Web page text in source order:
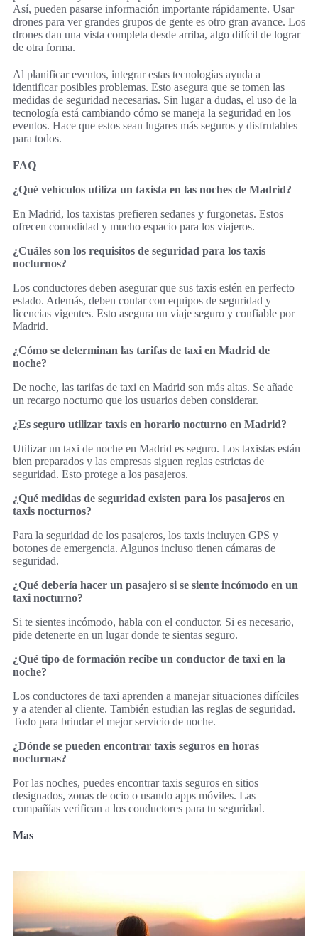
Así, pueden pasarse información importante rápidamente. Usar
drones para ver grandes grupos de gente es otro gran avance. Los
drones dan una vista completa desde arriba, algo difícil de lograr
de otra forma.
Al planificar eventos, integrar estas tecnologías ayuda a
identificar posibles problemas. Esto asegura que se tomen las
medidas de seguridad necesarias. Sin lugar a dudas, el uso de la
tecnología está cambiando cómo se maneja la seguridad en los
eventos. Hace que estos sean lugares más seguros y disfrutables
para todos.
FAQ
¿Qué vehículos utiliza un taxista en las noches de Madrid?
En Madrid, los taxistas prefieren sedanes y furgonetas. Estos
ofrecen comodidad y mucho espacio para los viajeros.
¿Cuáles son los requisitos de seguridad para los taxis
nocturnos?
Los conductores deben asegurar que sus taxis estén en perfecto
estado. Además, deben contar con equipos de seguridad y
licencias vigentes. Esto asegura un viaje seguro y confiable por
Madrid.
¿Cómo se determinan las tarifas de taxi en Madrid de
noche?
De noche, las tarifas de taxi en Madrid son más altas. Se añade
un recargo nocturno que los usuarios deben considerar.
¿Es seguro utilizar taxis en horario nocturno en Madrid?
Utilizar un taxi de noche en Madrid es seguro. Los taxistas están
bien preparados y las empresas siguen reglas estrictas de
seguridad. Esto protege a los pasajeros.
¿Qué medidas de seguridad existen para los pasajeros en
taxis nocturnos?
Para la seguridad de los pasajeros, los taxis incluyen GPS y
botones de emergencia. Algunos incluso tienen cámaras de
seguridad.
¿Qué debería hacer un pasajero si se siente incómodo en un
taxi nocturno?
Si te sientes incómodo, habla con el conductor. Si es necesario,
pide detenerte en un lugar donde te sientas seguro.
¿Qué tipo de formación recibe un conductor de taxi en la
noche?
Los conductores de taxi aprenden a manejar situaciones difíciles
y a atender al cliente. También estudian las reglas de seguridad.
Todo para brindar el mejor servicio de noche.
¿Dónde se pueden encontrar taxis seguros en horas
nocturnas?
Por las noches, puedes encontrar taxis seguros en sitios
designados, zonas de ocio o usando apps móviles. Las
compañías verifican a los conductores para tu seguridad.
Mas